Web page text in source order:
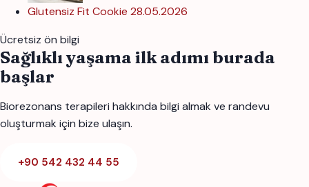
Glutensiz Fit Cookie 28.05.2026
Ücretsiz ön bilgi
Sağlıklı yaşama ilk adımı burada
başlar
Biorezonans terapileri hakkında bilgi almak ve randevu
oluşturmak için bize ulaşın.
+90 542 432 44 55